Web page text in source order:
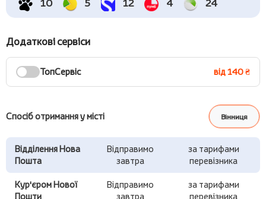
10 5 12 4 24
Додаткові сервіси
ТопСервіс від 140 ₴
Спосіб отримання у місті Вінниця
Відділення Нова
Пошта
Відправимо
завтра
за тарифами
перевізника
Кур'єром Нової
Пошти
Відправимо
завтра
за тарифами
перевізника